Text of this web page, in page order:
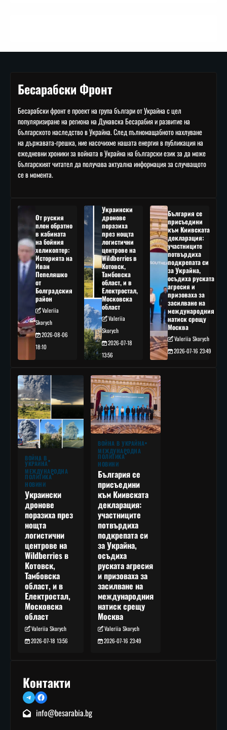
Бесарабски Фронт
Бесарабски фронт е проект на група българи от Украйна с цел
популяризиране на региона на Дунавска Бесарабия и развитие на
българското наследство в Украйна. След пълномащабното нахлуване
на държавата-грешка, ние насочихме нашата енергия в публикация на
ежедневни хроники за войната в Украйна на български език за да може
българският читател да получава актуална информация за случващото
се в момента.
От руския
плен обратно
в кабината
на бойния
хеликоптер:
Историята на
Иван
Пепеляшко
от
Болградския
район
Valeriia
Skorych
2026-08-06
18:10
Украински
дронове
поразиха
през нощта
логистични
центрове на
Wildberries в
Котовск,
Тамбовска
област, и в
Електростал,
Московска
област
Valeriia
Skorych
2026-07-18
13:56
България се
присъедини
към Киивската
декларация:
участниците
потвърдиха
подкрепата си
за Украйна,
осъдиха руската
агресия и
призоваха за
засилване на
международния
натиск срещу
Москва
Valeriia Skorych
2026-07-16 23:49
ВОЙНА В
УКРАЙНА
МЕЖДУНАРОДНА
ПОЛИТИКА
НОВИНИ
Украински
дронове
поразиха през
нощта
логистични
центрове на
Wildberries в
Котовск,
Тамбовска
област, и в
Електростал,
Московска
област
Valeriia Skorych
2026-07-18 13:56
ВОЙНА В УКРАЙНА
МЕЖДУНАРОДНА
ПОЛИТИКА
НОВИНИ
България се
присъедини
към Киивската
декларация:
участниците
потвърдиха
подкрепата си
за Украйна,
осъдиха
руската агресия
и призоваха за
засилване на
международния
натиск срещу
Москва
Valeriia Skorych
2026-07-16 23:49
Контакти
TelegramFacebook
info@besarabia.bg